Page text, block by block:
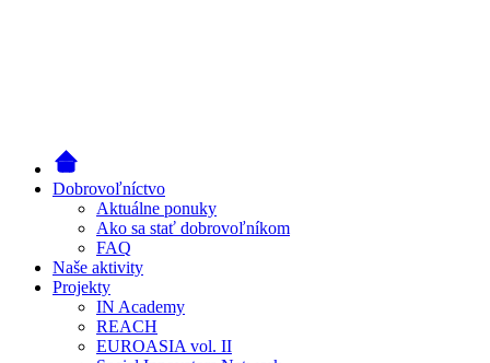
Dobrovoľníctvo
Aktuálne ponuky
Ako sa stať dobrovoľníkom
FAQ
Naše aktivity
Projekty
IN Academy
REACH
EUROASIA vol. II